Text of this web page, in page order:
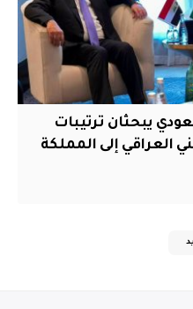
يبحثان ترتيبات
العراقي إلى المملكة